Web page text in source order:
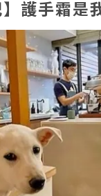
】護手霜是